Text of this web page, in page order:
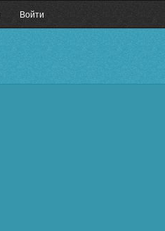
Войти